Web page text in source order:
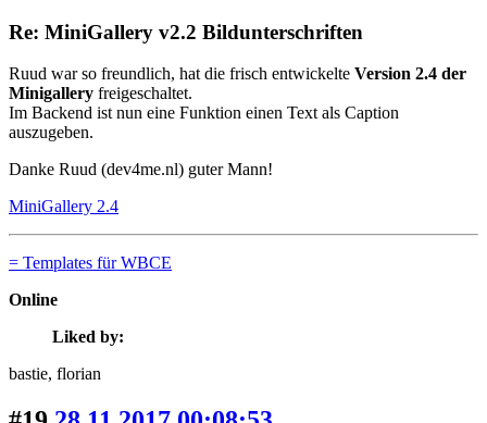
Re: MiniGallery v2.2 Bildunterschriften
Ruud war so freundlich, hat die frisch entwickelte Version 2.4 der
Minigallery freigeschaltet.
Im Backend ist nun eine Funktion einen Text als Caption
auszugeben.
Danke Ruud (dev4me.nl) guter Mann!
MiniGallery 2.4
= Templates für WBCE
Online
Liked by:
bastie, florian